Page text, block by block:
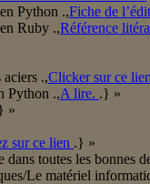
Python .,Fiche de
Ruby .,Référence
.,Clicker sur ce lien
Python .,A lire. .} »
»
sur ce lien .} »
dans toutes les bonnes
Le matériel